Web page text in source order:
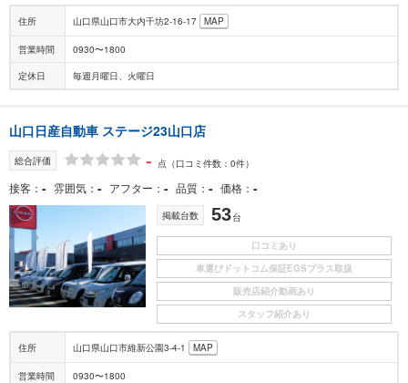
住所 山口県山口市大内千坊2-16-17 MAP
営業時間 0930〜1800
定休日 毎週月曜日、火曜日
山口日産自動車 ステージ23山口店
総合評価 - 点 （口コミ件数：0件）
接客 - 雰囲気 - アフター - 品質 - 価格 -
掲載台数 53台
口コミあり
車選びドットコム保証EGSプラス取扱
販売店紹介動画あり
スタッフ紹介あり
住所 山口県山口市維新公園3-4-1 MAP
営業時間 0930〜1800